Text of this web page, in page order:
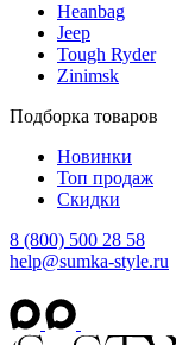
Heanbag
Jeep
Tough Ryder
Zinimsk
Подборка товаров
Новинки
Топ продаж
Скидки
8 (800) 500 28 58
help@sumka-style.ru